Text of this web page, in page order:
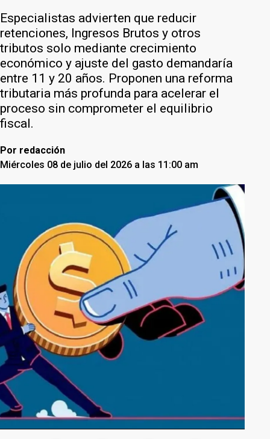
Especialistas advierten que reducir
retenciones, Ingresos Brutos y otros
tributos solo mediante crecimiento
económico y ajuste del gasto demandaría
entre 11 y 20 años. Proponen una reforma
tributaria más profunda para acelerar el
proceso sin comprometer el equilibrio
fiscal.
Por redacción
Miércoles 08 de julio del 2026 a las 11:00 am